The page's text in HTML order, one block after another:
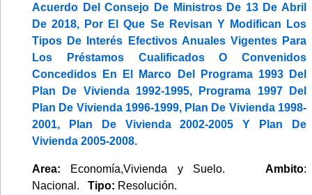
Acuerdo Del Consejo De Ministros De 13 De Abril
De 2018, Por El Que Se Revisan Y Modifican Los
Tipos De Interés Efectivos Anuales Vigentes Para
Los Préstamos Cualificados O Convenidos
Concedidos En El Marco Del Programa 1993 Del
Plan De Vivienda 1992-1995, Programa 1997 Del
Plan De Vivienda 1996-1999, Plan De Vivienda 1998-
2001, Plan De Vivienda 2002-2005 Y Plan De
Vivienda 2005-2008.
Area: Economía,Vivienda y Suelo. Ambito:
Nacional. Tipo: Resolución.